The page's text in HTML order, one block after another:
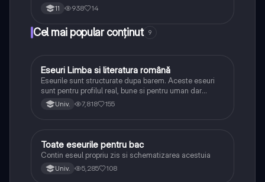
11 938 14
Cel mai popular conținut 9
Limba și literatura română
Eseuri Limba si literatura română
Eseurile sunt structurate dupa barem. Aceste eseuri
sunt pentru profilul real, bune si pentru uman dar
lipsesc relatiile dintre personaje si caracrerizarile.
Univ. 7,818 155
Limba și literatura română
Toate eseurile pentru bac
Contin eseul propriu zis si schematizarea acestuia
Univ. 5,285 108